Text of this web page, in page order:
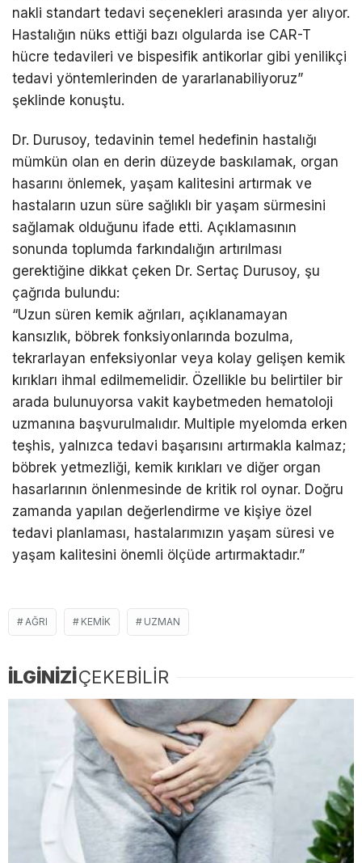
nakli standart tedavi seçenekleri arasında yer alıyor.
Hastalığın nüks ettiği bazı olgularda ise CAR-T
hücre tedavileri ve bispesifik antikorlar gibi yenilikçi
tedavi yöntemlerinden de yararlanabiliyoruz”
şeklinde konuştu.
Dr. Durusoy, tedavinin temel hedefinin hastalığı
mümkün olan en derin düzeyde baskılamak, organ
hasarını önlemek, yaşam kalitesini artırmak ve
hastaların uzun süre sağlıklı bir yaşam sürmesini
sağlamak olduğunu ifade etti. Açıklamasının
sonunda toplumda farkındalığın artırılması
gerektiğine dikkat çeken Dr. Sertaç Durusoy, şu
çağrıda bulundu:
“Uzun süren kemik ağrıları, açıklanamayan
kansızlık, böbrek fonksiyonlarında bozulma,
tekrarlayan enfeksiyonlar veya kolay gelişen kemik
kırıkları ihmal edilmemelidir. Özellikle bu belirtiler bir
arada bulunuyorsa vakit kaybetmeden hematoloji
uzmanına başvurulmalıdır. Multiple myelomda erken
teşhis, yalnızca tedavi başarısını artırmakla kalmaz;
böbrek yetmezliği, kemik kırıkları ve diğer organ
hasarlarının önlenmesinde de kritik rol oynar. Doğru
zamanda yapılan değerlendirme ve kişiye özel
tedavi planlaması, hastalarımızın yaşam süresi ve
yaşam kalitesini önemli ölçüde artırmaktadır.”
AĞRI KEMIK UZMAN
İLGİNİZİÇEKEBİLİR